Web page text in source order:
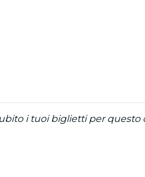
i tuoi biglietti per questo